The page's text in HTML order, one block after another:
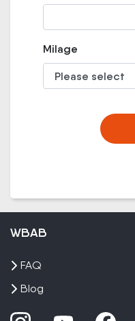
Milage
WBAB
FAQ
Blog